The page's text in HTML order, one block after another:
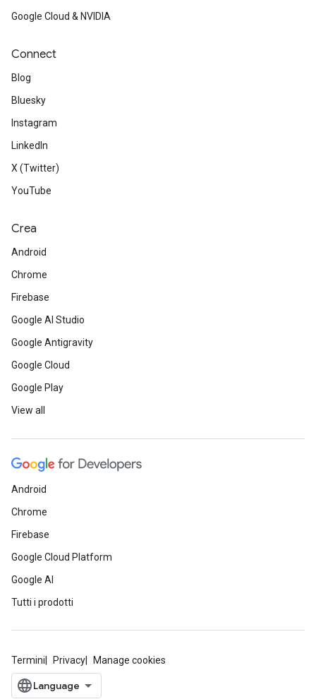
Google Cloud & NVIDIA
Connect
Blog
Bluesky
Instagram
LinkedIn
X (Twitter)
YouTube
Crea
Android
Chrome
Firebase
Google AI Studio
Google Antigravity
Google Cloud
Google Play
View all
Android
Chrome
Firebase
Google Cloud Platform
Google AI
Tutti i prodotti
Termini Privacy Manage cookies